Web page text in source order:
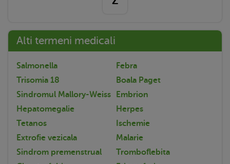
Alti termeni medicali
Salmonella
Febra
Trisomia 18
Boala Paget
Sindromul Mallory-Weiss
Embrion
Hepatomegalie
Herpes
Tetanos
Ischemie
Extrofie vezicala
Malarie
Sindrom premenstrual
Tromboflebita